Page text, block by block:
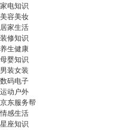
家电知识
美容美妆
居家生活
装修知识
养生健康
母婴知识
男装女装
数码电子
运动户外
京东服务帮
情感生活
星座知识